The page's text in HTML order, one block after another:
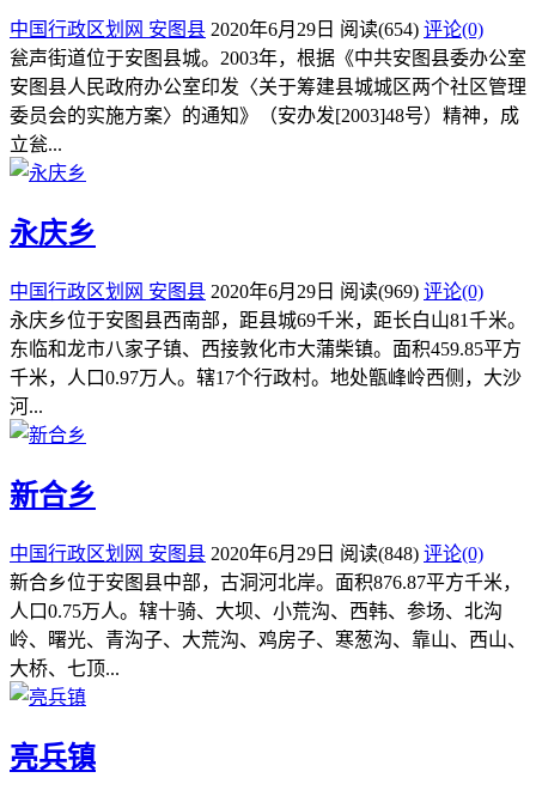
中国行政区划网 安图县 2020年6月29日 阅读(654) 评论(0)
瓮声街道位于安图县城。2003年，根据《中共安图县委办公室
安图县人民政府办公室印发〈关于筹建县城城区两个社区管理
委员会的实施方案〉的通知》（安办发[2003]48号）精神，成
立瓮...
永庆乡
中国行政区划网 安图县 2020年6月29日 阅读(969) 评论(0)
永庆乡位于安图县西南部，距县城69千米，距长白山81千米。
东临和龙市八家子镇、西接敦化市大蒲柴镇。面积459.85平方
千米，人口0.97万人。辖17个行政村。地处甑峰岭西侧，大沙
河...
新合乡
中国行政区划网 安图县 2020年6月29日 阅读(848) 评论(0)
新合乡位于安图县中部，古洞河北岸。面积876.87平方千米，
人口0.75万人。辖十骑、大坝、小荒沟、西韩、参场、北沟
岭、曙光、青沟子、大荒沟、鸡房子、寒葱沟、靠山、西山、
大桥、七顶...
亮兵镇